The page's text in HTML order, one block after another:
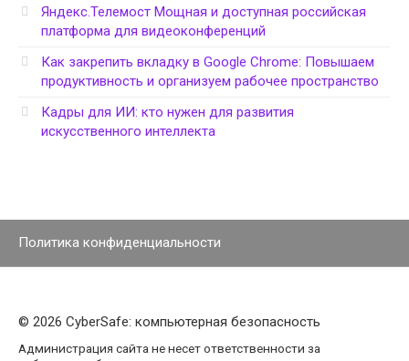
Яндекс.Телемост Мощная и доступная российская
платформа для видеоконференций
Как закрепить вкладку в Google Chrome: Повышаем
продуктивность и организуем рабочее пространство
Кадры для ИИ: кто нужен для развития
искусственного интеллекта
Политика конфиденциальности
© 2026 CyberSafe: компьютерная безопасность
Администрация сайта не несет ответственности за